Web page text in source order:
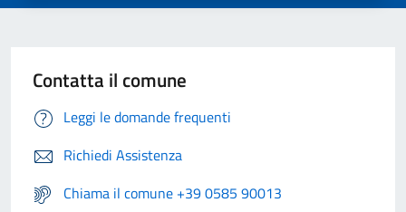
Contatta il comune
Leggi le domande frequenti
Richiedi Assistenza
Chiama il comune +39 0585 90013